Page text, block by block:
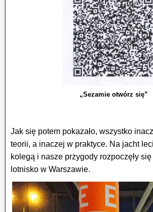
„Sezamie otwórz się”
Jak się potem pokazało, wszystko
teorii, a inaczej w praktyce. Na jacht
kolegą i nasze przygody rozpoczęły
lotnisko w Warszawie.